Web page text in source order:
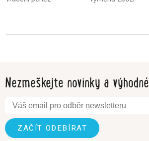
Nezmeškejte novinky a